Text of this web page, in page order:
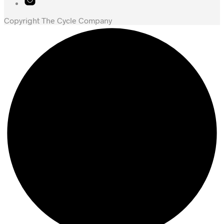
Copyright The Cycle Company